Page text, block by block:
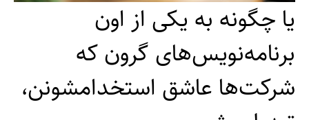
یا چگونه به یکی از اون
برنامه‌نویس‌های گرون که
شرکت‌ها عاشق استخدامشونن،